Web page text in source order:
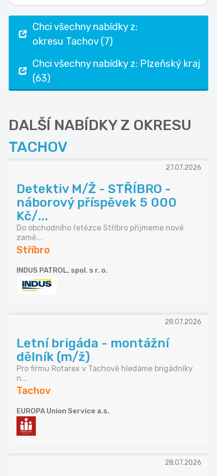
Chci všechny nabídky z:
okresu Tachov (7)
Chci všechny nabídky z: Plzeňský kraj
(63)
DALŠÍ NABÍDKY Z OKRESU
TACHOV
27.07.2026
Detektiv M/Ž - STŘÍBRO -
náborový příspěvek 5 000
Kč/...
Do obchodního řetězce Stříbro přijmeme nové
zamě...
Stříbro
INDUS PATROL, spol. s r. o.
28.07.2026
Letní brigáda - montážní
dělník (m/ž)
Pro firmu Rotarex v Tachově hledáme brigádníky
n...
Tachov
EUROPA Union Service a.s.
28.07.2026